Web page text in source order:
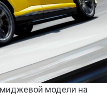
модели на